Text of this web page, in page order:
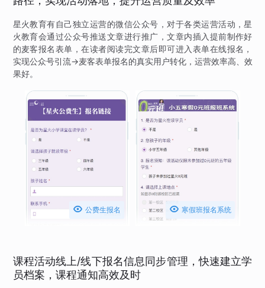
星火教育有自己独立运营的微信公众号，对于各类运营活动，星
火教育会通过公众号推送文章进行推广，文章内插入提前制作好
的麦客报名表单，在读者阅读完文章后即可进入表单在线报名，
实现公众号引流→麦客表单报名的真实用户转化，运营效率高、效
果好。
 公费生报名  寒假班报名系统
课程活动线上/线下报名信息同步管理，快速建立学
员档案，课程通知高效及时